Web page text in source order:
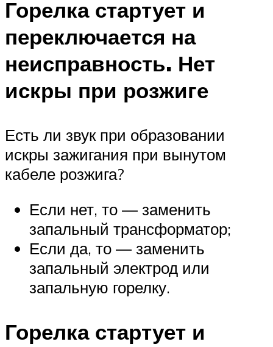
Горелка стартует и
переключается на
неисправность. Нет
искры при розжиге
Есть ли звук при образовании
искры зажигания при вынутом
кабеле розжига?
Если нет, то — заменить
запальный трансформатор;
Если да, то — заменить
запальный электрод или
запальную горелку.
Горелка стартует и